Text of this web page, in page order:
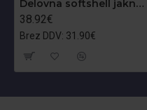
Delovna softshell jakna Softflex
38.92€
Brez DDV: 31.90€